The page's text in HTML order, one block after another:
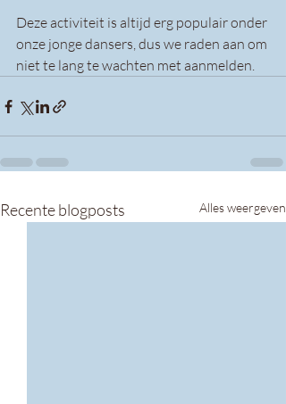
Deze activiteit is altijd erg populair onder
onze jonge dansers, dus we raden aan om
niet te lang te wachten met aanmelden.
Recente blogposts Alles weergeven